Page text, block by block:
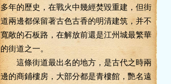
多年的歷史，在戰火中幾經焚毀重建，但街
道兩邊都保留著古色古香的明清建筑，并不
寬敞的石板路，在解放前還是江州城最繁華
的街道之一。
這條街道最出名的地方，是古代之時兩
邊的商鋪樓房，大部分都是青樓館，艷名遠